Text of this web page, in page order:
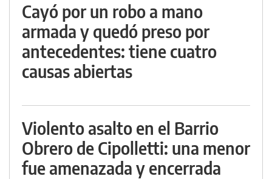
Cayó por un robo a mano
armada y quedó preso por
antecedentes: tiene cuatro
causas abiertas
Violento asalto en el Barrio
Obrero de Cipolletti: una menor
fue amenazada y encerrada